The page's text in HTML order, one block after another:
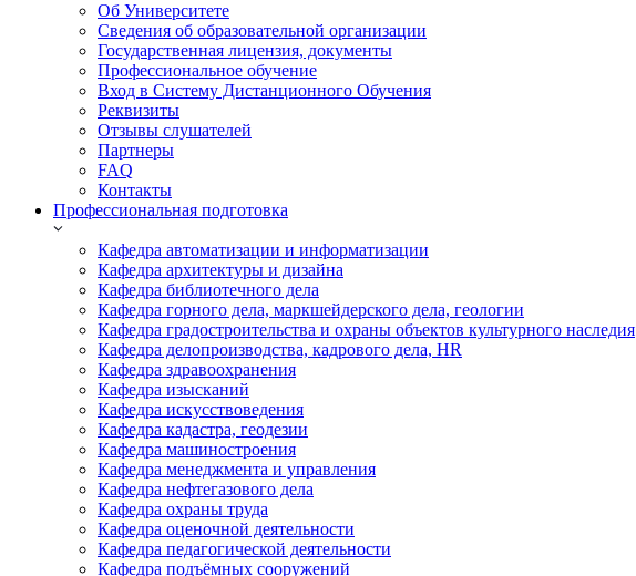
Об Университете
Сведения об образовательной организации
Государственная лицензия, документы
Профессиональное обучение
Вход в Систему Дистанционного Обучения
Реквизиты
Отзывы слушателей
Партнеры
FAQ
Контакты
Профессиональная подготовка
Кафедра автоматизации и информатизации
Кафедра архитектуры и дизайна
Кафедра библиотечного дела
Кафедра горного дела, маркшейдерского дела, геологии
Кафедра градостроительства и охраны объектов культурного наследия
Кафедра делопроизводства, кадрового дела, HR
Кафедра здравоохранения
Кафедра изысканий
Кафедра искусствоведения
Кафедра кадастра, геодезии
Кафедра машиностроения
Кафедра менеджмента и управления
Кафедра нефтегазового дела
Кафедра охраны труда
Кафедра оценочной деятельности
Кафедра педагогической деятельности
Кафедра подъёмных сооружений